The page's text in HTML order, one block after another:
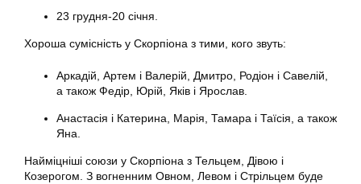
23 грудня-20 січня.
Хороша сумісність у Скорпіона з тими, кого звуть:
Аркадій, Артем і Валерій, Дмитро, Родіон і Савелій,
а також Федір, Юрій, Яків і Ярослав.
Анастасія і Катерина, Марія, Тамара і Таїсія, а також
Яна.
Найміцніші союзи у Скорпіона з Тельцем, Дівою і
Козерогом. З вогненним Овном, Левом і Стрільцем буде